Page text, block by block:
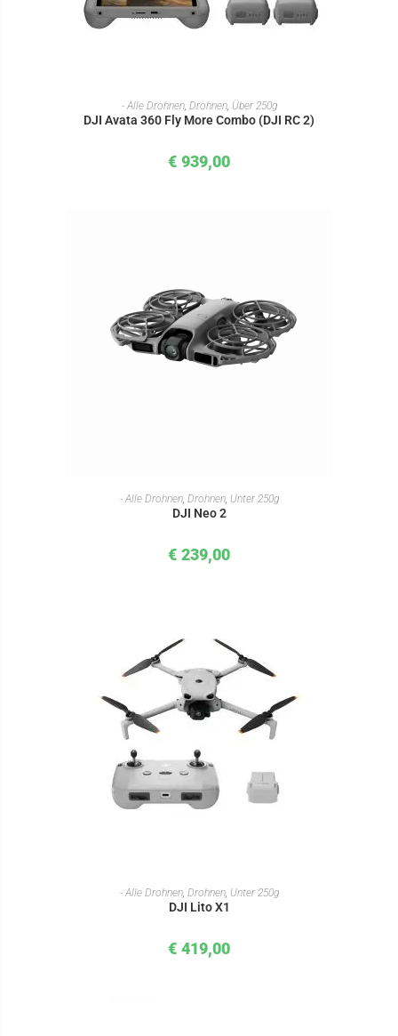
IN DEN WARENKORB
- Alle Drohnen, Drohnen, Über 250g
DJI Avata 360 Fly More Combo (DJI RC 2)
€ 939,00
IN DEN WARENKORB
- Alle Drohnen, Drohnen, Unter 250g
DJI Neo 2
€ 239,00
IN DEN WARENKORB
- Alle Drohnen, Drohnen, Unter 250g
DJI Lito X1
€ 419,00